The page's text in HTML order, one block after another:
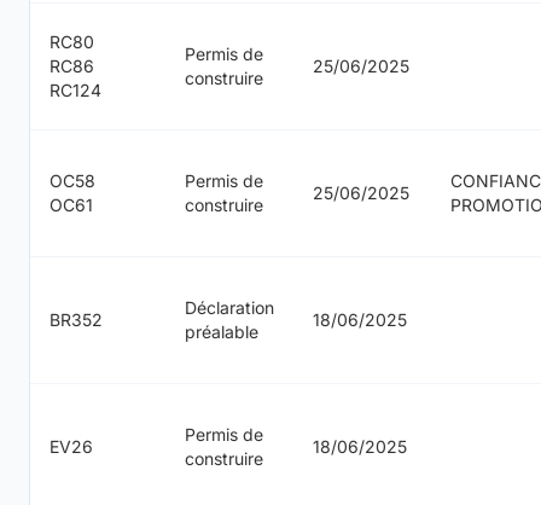
RC80
RC86
RC124
Permis de
construire
25/06/2025
OC58
OC61
Permis de
construire
25/06/2025
BR352
Déclaration
préalable
18/06/2025
EV26
Permis de
construire
18/06/2025